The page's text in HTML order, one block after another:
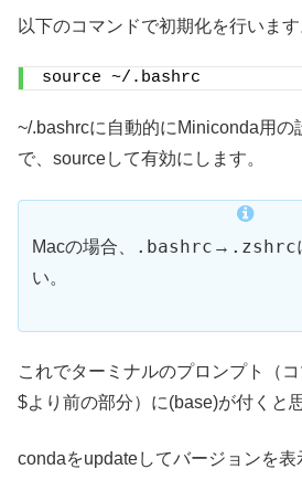
以下のコマンドで初期化を行います
source ~/.bashrc
~/.bashrcに自動的にMiniconda用の
で、sourceして有効にします。
Macの場合、 .bashrc → .zshrc
い。
これでターミナルのプロンプト（
$より前の部分）に(base)が付くと
condaをupdateしてバージョンを表